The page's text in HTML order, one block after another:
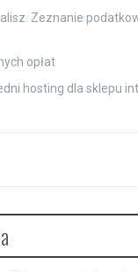
Zeznanie
opłat
hosting dla sklepu